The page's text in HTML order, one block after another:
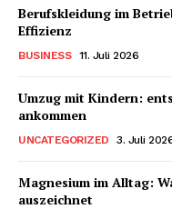
Berufskleidung im
Effizienz
BUSINESS 11. Juli 2026
Umzug mit Kindern:
ankommen
UNCATEGORIZED 3. Juli
Magnesium im Alltag:
auszeichnet